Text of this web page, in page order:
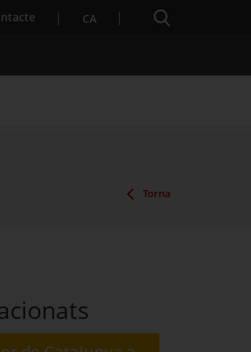
. Obre en una nova finestra.
CA Cercador
Torna